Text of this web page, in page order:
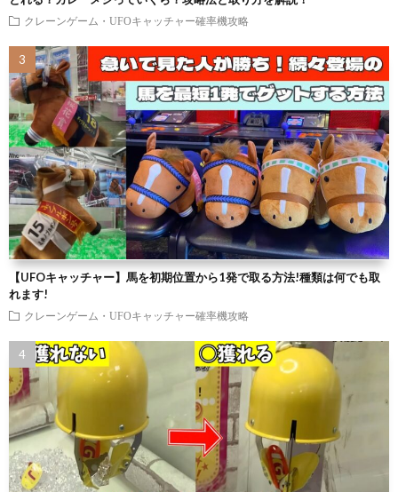
クレーンゲーム・UFOキャッチャー確率機攻略
【UFOキャッチャー】馬を初期位置から1発で取る方法!種類は何でも取
れます!
クレーンゲーム・UFOキャッチャー確率機攻略